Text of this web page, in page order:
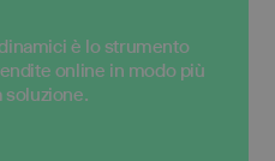
è lo strumento
online in modo più
soluzione.